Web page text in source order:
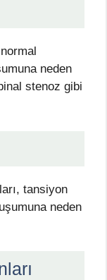
neden
stenoz gibi
tansiyon
neden